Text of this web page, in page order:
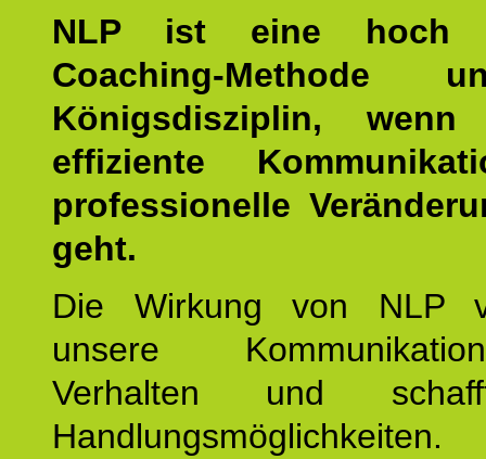
NLP ist eine hoch
Coaching-Methode
Königsdisziplin,
effiziente
professionelle
geht.
Die Wirkung von NLP
unsere
Verhalten und